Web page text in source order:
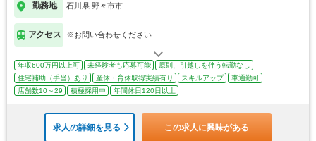
勤務地 石川県 野々市市
アクセス ※お問い合わせください
年収600万円以上可 未経験者も応募可能
原則、引越しを伴う転勤なし
住宅補助（手当）あり
産休・育休取得実績有り スキルアップ
車通勤可
店舗数10～29
積極採用中 年間休日120日以上
求人の詳細を見る この求人に興味がある